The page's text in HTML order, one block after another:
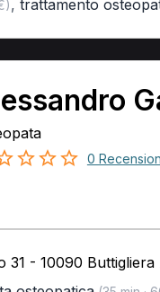
, trattamento
0
31 - 10090 Buttigliera